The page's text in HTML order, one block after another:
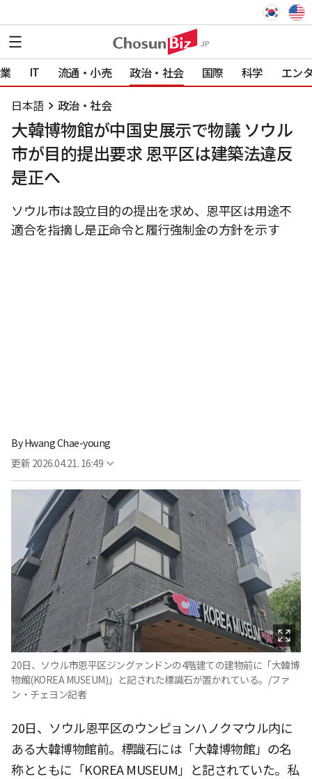
IT 流通・小売 政治・社会 国際 科学 エン
日本語 政治・社会
大韓博物館が中国史展示で物議 ソウル
市が目的提出要求 恩平区は建築法違反
是正へ
ソウル市は設立目的の提出を求め、恩平区は用途不
適合を指摘し是正命令と履行強制金の方針を示す
ByHwang Chae-young
更新 2026.04.21. 16:49
20日、ソウル市恩平区ジングァンドンの4階建ての建物前に「大韓博
物館(KOREA MUSEUM)」と記された標識石が置かれている。/ファ
ン・チェヨン記者
20日、ソウル恩平区のウンピョンハノクマウル内に
ある大韓博物館前。標識石には「大韓博物館」の名
称とともに「KOREA MUSEUM」と記されていた。私